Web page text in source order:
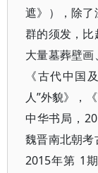
遮》），除了
群的须发，
大量墓葬壁
《古代中国
人”外貌》，
中华书局，
魏晋南北朝考
2015年第 1